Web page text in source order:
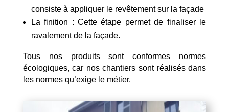
consiste à appliquer le revêtement sur la façade
La finition : Cette étape permet de finaliser le
ravalement de la façade.
Tous nos produits sont conformes normes
écologiques, car nos chantiers sont réalisés dans
les normes qu’exige le métier.